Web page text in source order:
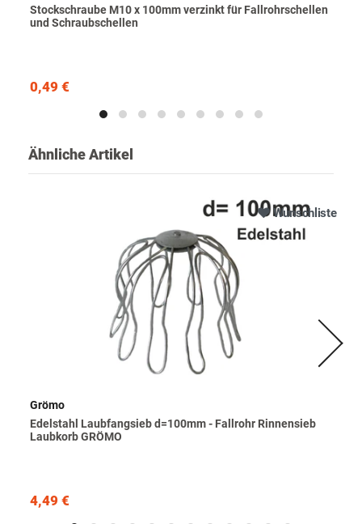
Stockschraube M10 x 100mm verzinkt für Fallrohrschellen
und Schraubschellen
0,49 €
Ähnliche Artikel
Wunschliste
Grömo
Edelstahl Laubfangsieb d=100mm - Fallrohr Rinnensieb
Laubkorb GRÖMO
4,49 €